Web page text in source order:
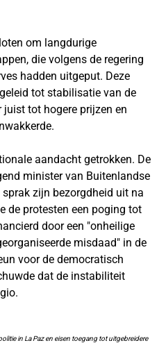
om langdurige
die volgens de regering
hadden uitgeput. Deze
tot stabilisatie van de
tot hogere prijzen en
aandacht getrokken. De
minister van Buitenlandse
zijn bezorgdheid uit na
de protesten een poging tot
door een "onheilige
misdaad" in de
voor de democratisch
dat de instabiliteit
in La Paz en eisen toegang tot uitgebreidere